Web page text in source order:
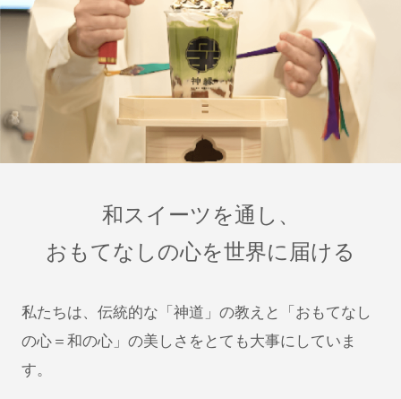
和スイーツを通し、
おもてなしの心を世界に届ける
私たちは、伝統的な「神道」の教えと「おもてなし
の心＝和の心」の美しさをとても大事にしていま
す。